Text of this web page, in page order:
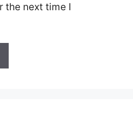
the next time I